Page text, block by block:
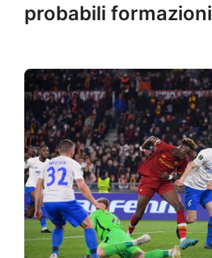
probabili formazioni